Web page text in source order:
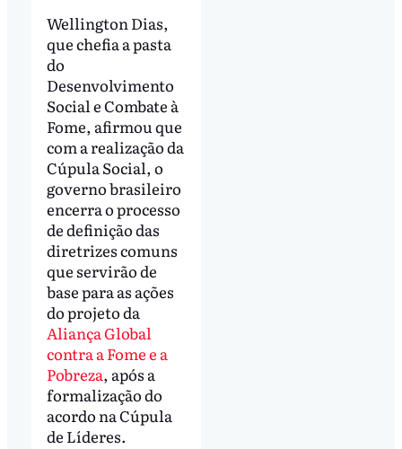
Wellington Dias,
que chefia a pasta
do
Desenvolvimento
Social e Combate à
Fome, afirmou que
com a realização da
Cúpula Social, o
governo brasileiro
encerra o processo
de definição das
diretrizes comuns
que servirão de
base para as ações
do projeto da
Aliança Global
contra a Fome e a
Pobreza, após a
formalização do
acordo na Cúpula
de Líderes.